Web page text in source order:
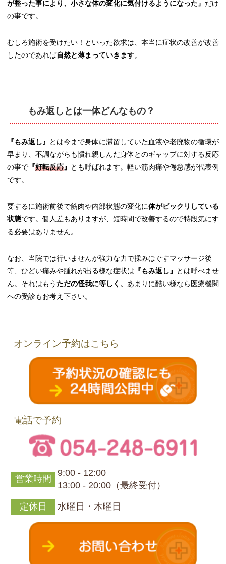
が整った事により、小さな体の変化に気付けるようになった 』だけ
の事です。
むしろ施術を受けたい！といった欲求は、本当に症状の改善が改善
したのであれば自然と薄まっていきます。
もみ返しとは一体どんなもの？
『もみ返し』
とは今まで身体に滞留していた血液や老廃物の循環が
早まり、不調ながらも慣れ親しんだ身体とのギャップに対する反応
の事で 『好転反応』
とも呼ばれます。軽い筋肉痛や倦怠感が代表例
です。
要するに施術前後で筋肉や内部状態の変化に体がビックリしている
状態です。個人差もありますが、短時間で改善するので特段気にす
る必要はありません。
なお、当院では行いませんが強力な力で揉みほぐすマッサージ後
等、ひどい痛みや腫れが出る様な症状は 『もみ返し』
とは呼べませ
ん。それはもうただの怪我に等しく、 あまりに酷い様なら医療機関
への受診もお考え下さい。
オンライン予約はこちら
電話で予約
営業時間
9:00 - 12:00
13:00 - 20:00（最終受付）
定休日 水曜日・木曜日